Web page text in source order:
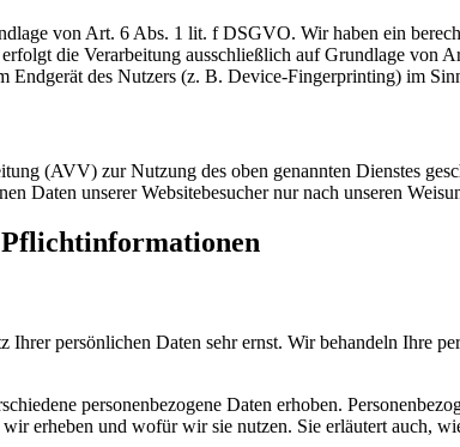
von Art. 6 Abs. 1 lit. f DSGVO. Wir haben ein
die Verarbeitung ausschließlich auf Grundlage
Endgerät des Nutzers (z. B. Device-Fingerprinting) im
(AVV) zur Nutzung des oben genannten Dienstes
Daten unserer Websitebesucher nur nach unseren
Pflicht­informationen
Ihrer persönlichen Daten sehr ernst. Wir behandeln Ihre
personenbezogene Daten erhoben.
erheben und wofür wir sie nutzen. Sie erläutert auch,